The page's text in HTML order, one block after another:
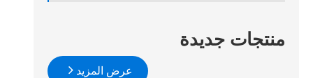
منتجات جديدة
عرض المزيد